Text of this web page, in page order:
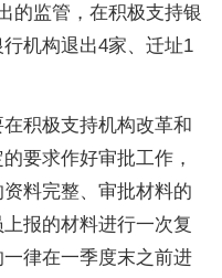
的监管，在积极支持银
机构退出4家、迁址1
积极支持机构改革和
要求作好审批工作，
料完整、审批材料的
报的材料进行一次复
律在一季度末之前进